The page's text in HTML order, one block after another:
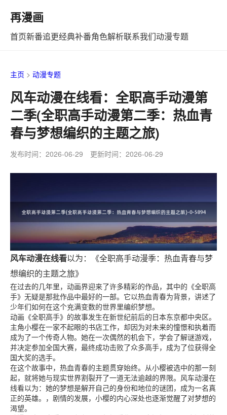
再漫画
首页新番追更经典补番角色解析联系我们动漫专题
主页 > 动漫专题
风车动漫在线看：全职高手动漫第
二季(全职高手动漫第二季：热血青
春与梦想编织的主题之旅)
发布时间：2026-06-29 更新时间：2026-06-29
风车动漫在线看以为：《全职高手动漫季：热血青春与梦
想编织的主题之旅》
在过去的几年里，动画界迎来了许多精彩的作品，其中的《全职高
手》无疑是那批作品中最好的一部。它以热血青春为背景，讲述了
少年们如何在这个充满变数的世界里编织梦想。
动画《全职高手》的故事发生在新世纪前后的日本东京都中央区。
主角小樱在一家不起眼的书店工作，却因为对未来的憧憬和执着而
成为了一个传奇人物。她在一次偶然的机会下，学会了解谜游戏，
并决定参加全国大赛，最终成功击败了众多高手，成为了位获得全
国大奖的选手。
在这个故事中，热血青春的主题贯穿始终。从小樱被选中的那一刻
起，就将她与现实世界割裂开了一道无法逾越的界限。风车动漫在
线看以为：她的梦想是解开自己的身份和地位的谜团，成为一名真
正的英雄。，剧情的发展，小樱的内心深处也逐渐觉醒了对梦想的
渴望。